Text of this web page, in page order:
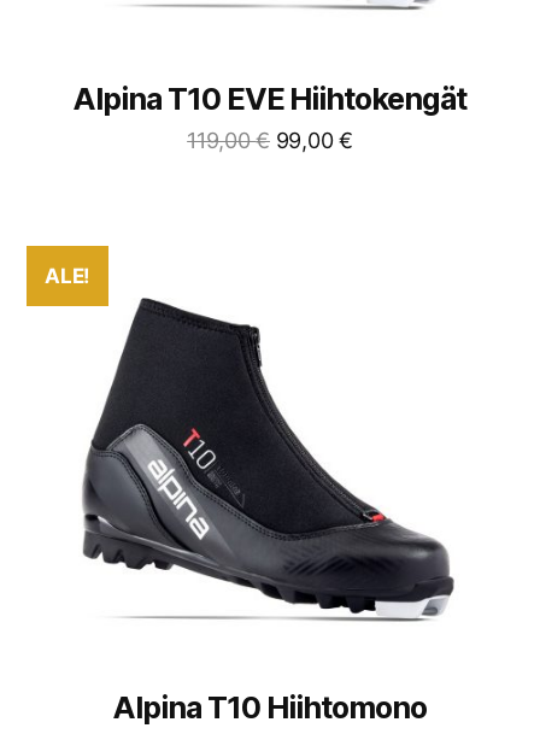
Alpina T10 EVE Hiihtokengät
119,00€ 99,00€
ALE!
Alpina T10 Hiihtomono